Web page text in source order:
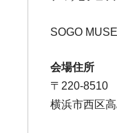
SOGO
会場住所
〒220-8510
横浜市西区